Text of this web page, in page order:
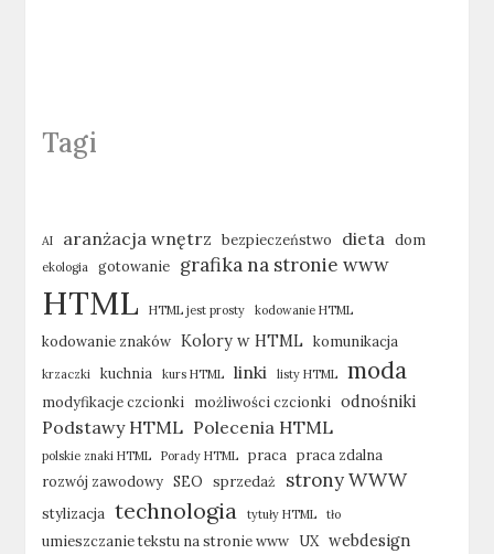
Tagi
AI aranżacja wnętrz bezpieczeństwo dieta dom
ekologia gotowanie grafika na stronie www
HTML HTML jest prosty kodowanie HTML
kodowanie znaków Kolory w HTML komunikacja
krzaczki kuchnia kurs HTML linki listy HTML moda
modyfikacje czcionki możliwości czcionki odnośniki
Podstawy HTML Polecenia HTML
polskie znaki HTML Porady HTML praca
praca zdalna
rozwój zawodowy SEO sprzedaż strony WWW
stylizacja technologia tytuły HTML tło
umieszczanie tekstu na stronie www UX webdesign